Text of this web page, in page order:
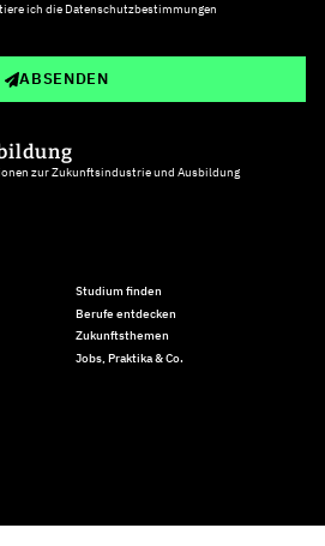
ich die Datenschutzbestimmungen
ABSENDEN
zur Zukunftsindustrie und Ausbildung
Studium finden
Berufe entdecken
Zukunftsthemen
Jobs, Praktika & Co.